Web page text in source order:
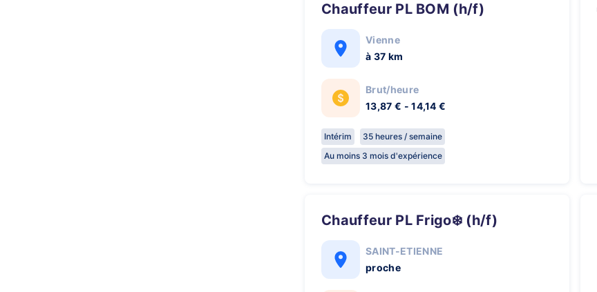
Chauffeur PL BOM (h/f)
Vienne
à 37 km
Brut/heure
13,87 € - 14,14 €
Intérim
35 heures / semaine
Au moins 3 mois d'expérience
Chauffeur PL Frigo❄️ (h/f)
SAINT-ETIENNE
proche